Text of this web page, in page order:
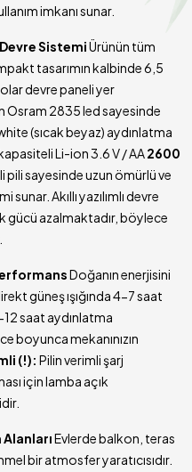
imkanı sunar.
SistemiÜrünün tüm
tasarımın kalbinde 6,5
devre paneli yer
Osram 2835 led sayesinde
(sıcak beyaz) aydınlatma
Li-ion 3.6 V / AA2600
pili sayesinde uzun ömürlü ve
Akıllı yazılımlı devre
gücü azalmaktadır, böylece
Doğanın enerjisini
güneş ışığında 4-7 saat
saat aydınlatma
boyunca mekanınızın
(!): Pilin verimli şarj
için lamba açık
Evlerde balkon, teras
bir atmosfer yaratıcısıdır.